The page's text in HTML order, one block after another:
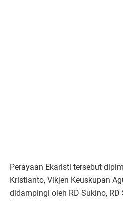
Perayaan Ekaristi tersebut
Kristianto, Vikjen Keuskupan
didampingi oleh RD Sukino, RD